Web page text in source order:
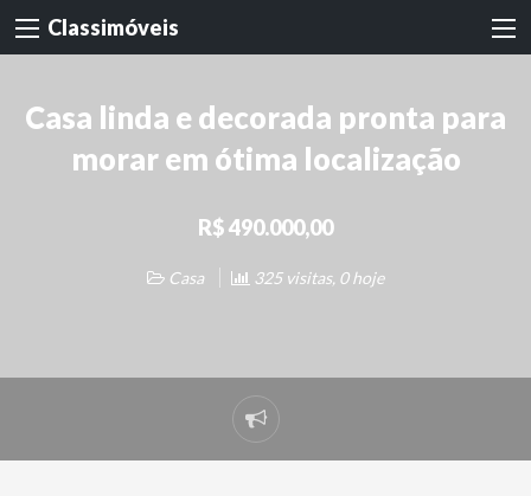
Classimóveis
Casa linda e decorada pronta para
morar em ótima localização
R$ 490.000,00
Casa 325 visitas, 0 hoje
Denunciar
problema